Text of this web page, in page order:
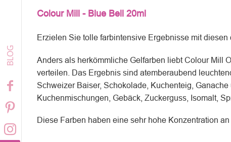
Colour Mill - Blue Bell 20ml
Erzielen Sie tolle farbintensive Ergebnisse mit
Anders als herkömmliche Gelfarben liebt Colour Mill
verteilen. Das Ergebnis sind atemberaubend
Schweizer Baiser, Schokolade, Kuchenteig,
Kuchenmischungen, Gebäck, Zuckerguss, Isomalt,
Diese Farben haben eine sehr hohe Konzentration